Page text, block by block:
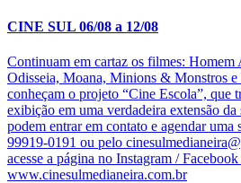
CINE SUL 06/08 a 12/08
Continuam em cartaz os filmes: Homem
Odisseia, Moana, Minions & Monstros e
conheçam o projeto “Cine Escola”, que
exibição em uma verdadeira extensão da
podem entrar em contato e agendar uma
99919-0191 ou pelo
acesse a página no Instagram /
www.cinesulmedianeira.com.br